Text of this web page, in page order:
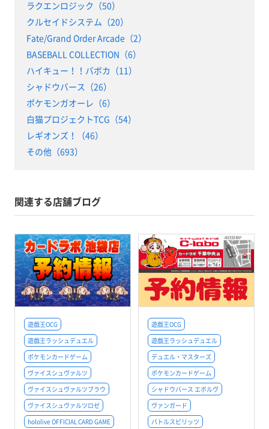
ラクエンロジック（50）
クルセイドシステム（20）
Fate/Grand Order Arcade（2）
BASEBALL COLLECTION（6）
ハイキュー！！バボカ（11）
シャドウバース（26）
ポケモンガオーレ（6）
白猫プロジェクトTCG（54）
レギオンズ！（46）
その他（693）
関連する店舗ブログ
遊戯王OCG
遊戯王ラッシュデュエル
ポケモンカードゲーム
ヴァイスシュヴァルツ
ヴァイスシュヴァルツブラウ
ヴァイスシュヴァルツロゼ
hololive OFFICIAL CARD GAME
遊戯王OCG
遊戯王ラッシュデュエル
デュエル・マスターズ
ポケモンカードゲーム
シャドウバース エボルヴ
ヴァンガード
バトルスピリッツ